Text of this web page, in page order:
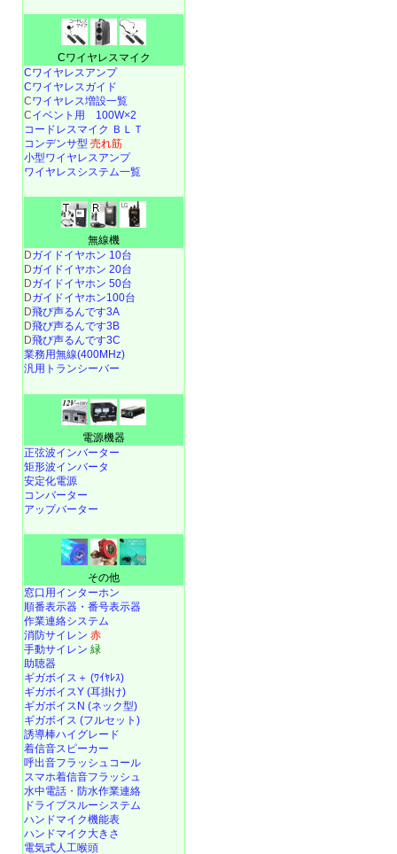
Cワイヤレスマイク
Cワイヤレスアンプ
Cワイヤレスガイド
Cワイヤレス増設一覧
Cイベント用 100W×2
コードレスマイク ＢＬＴ
コンデンサ型 売れ筋
小型ワイヤレスアンプ
ワイヤレスシステム一覧
無線機
Dガイドイヤホン 10台
Dガイドイヤホン 20台
Dガイドイヤホン 50台
Dガイドイヤホン100台
D飛び声るんです3A
D飛び声るんです3B
D飛び声るんです3C
業務用無線(400MHz)
汎用トランシーバー
電源機器
正弦波インバーター
矩形波インバータ
安定化電源
コンバーター
アップバーター
その他
窓口用インターホン
順番表示器・番号表示器
作業連絡システム
消防サイレン 赤
手動サイレン 緑
助聴器
ギガボイス＋ (ﾜｲﾔﾚｽ)
ギガボイスY (耳掛け)
ギガボイスN (ネック型)
ギガボイス (フルセット)
誘導棒ハイグレード
着信音スピーカー
呼出音フラッシュコール
スマホ着信音フラッシュ
水中電話 ・ 防水作業連絡
ドライブスルーシステム
ハンドマイク機能表
ハンドマイク大きさ
電気式人工喉頭